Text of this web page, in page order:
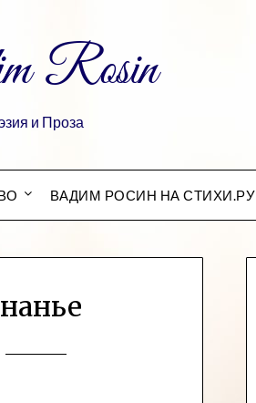
Rosin
и Проза
ВАДИМ РОСИН НА СТИХИ.РУ